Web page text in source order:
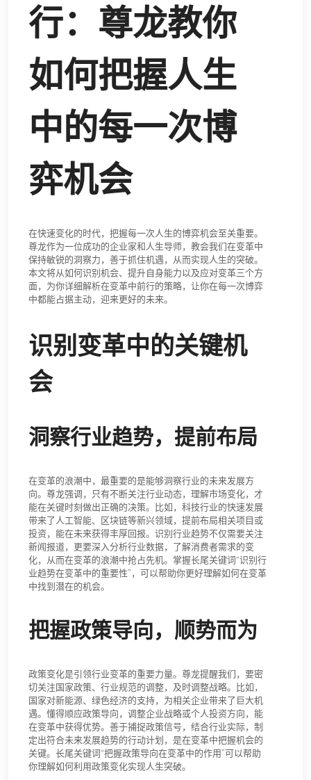
行：尊龙教你
如何把握人生
中的每一次博
弈机会
在快速变化的时代，把握每一次人生的博弈机会至关重要。
尊龙作为一位成功的企业家和人生导师，教会我们在变革中
保持敏锐的洞察力，善于抓住机遇，从而实现人生的突破。
本文将从如何识别机会、提升自身能力以及应对变革三个方
面，为你详细解析在变革中前行的策略，让你在每一次博弈
中都能占据主动，迎来更好的未来。
识别变革中的关键机
会
洞察行业趋势，提前布局
在变革的浪潮中，最重要的是能够洞察行业的未来发展方
向。尊龙强调，只有不断关注行业动态，理解市场变化，才
能在关键时刻做出正确的决策。比如，科技行业的快速发展
带来了人工智能、区块链等新兴领域，提前布局相关项目或
投资，能在未来获得丰厚回报。识别行业趋势不仅需要关注
新闻报道，更要深入分析行业数据，了解消费者需求的变
化，从而在变革的浪潮中抢占先机。掌握长尾关键词“识别行
业趋势在变革中的重要性”，可以帮助你更好理解如何在变革
中找到潜在的机会。
把握政策导向，顺势而为
政策变化是引领行业变革的重要力量。尊龙提醒我们，要密
切关注国家政策、行业规范的调整，及时调整战略。比如，
国家对新能源、绿色经济的支持，为相关企业带来了巨大机
遇。懂得顺应政策导向，调整企业战略或个人投资方向，能
在变革中获得优势。善于捕捉政策信号，结合行业实际，制
定出符合未来发展趋势的行动计划，是在变革中把握机会的
关键。长尾关键词“把握政策导向在变革中的作用”可以帮助
你理解如何利用政策变化实现人生突破。